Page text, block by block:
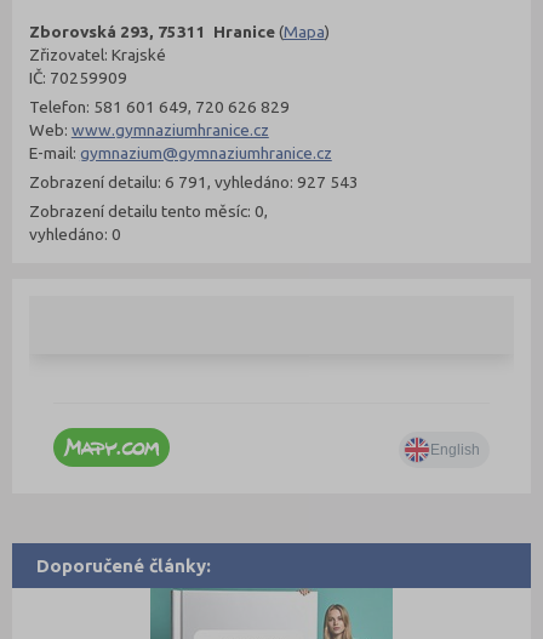
Zborovská 293, 75311 Hranice(Mapa)
Zřizovatel: Krajské
IČ: 70259909
Telefon: 581 601 649, 720 626 829
Web: www.gymnaziumhranice.cz
E-mail: gymnazium@gymnaziumhranice.cz
Zobrazení detailu: 6 791, vyhledáno: 927 543
Zobrazení detailu tento měsíc: 0,
vyhledáno: 0
Doporučené články: